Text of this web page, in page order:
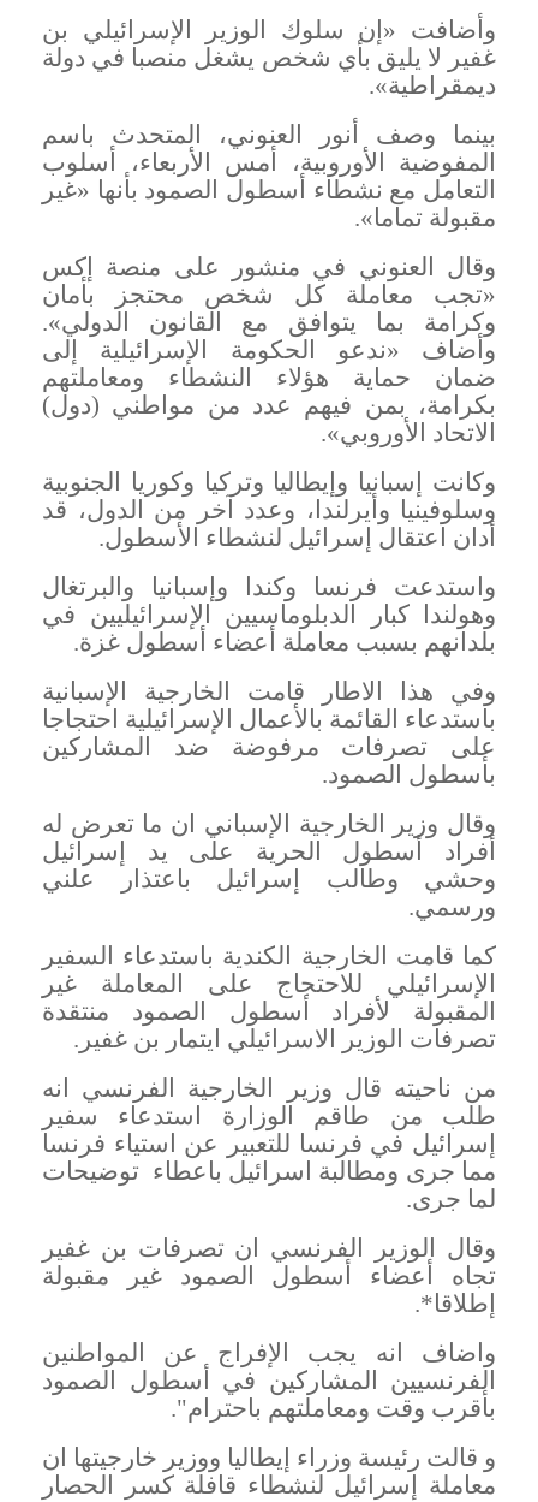
وأضافت «إن سلوك الوزير الإسرائيلي بن
غفير لا يليق بأي شخص يشغل منصبا في دولة
ديمقراطية».
بينما وصف أنور العنوني، المتحدث باسم
المفوضية الأوروبية، أمس الأربعاء، أسلوب
التعامل مع نشطاء أسطول الصمود بأنها «غير
مقبولة تماما».
وقال العنوني في منشور على منصة إكس
«تجب معاملة كل شخص محتجز بأمان
وكرامة بما يتوافق مع القانون الدولي».
وأضاف «ندعو الحكومة الإسرائيلية إلى
ضمان حماية هؤلاء النشطاء ومعاملتهم
بكرامة، بمن فيهم عدد من مواطني (دول)
الاتحاد الأوروبي».
وكانت إسبانيا وإيطاليا وتركيا وكوريا الجنوبية
وسلوفينيا وأيرلندا، وعدد آخر من الدول، قد
أدان اعتقال إسرائيل لنشطاء الأسطول.
واستدعت فرنسا وكندا وإسبانيا والبرتغال
وهولندا كبار الدبلوماسيين الإسرائيليين في
بلدانهم بسبب معاملة أعضاء أسطول غزة.
وفي هذا الاطار قامت الخارجية الإسبانية
باستدعاء القائمة بالأعمال الإسرائيلية احتجاجا
على تصرفات مرفوضة ضد المشاركين
بأسطول الصمود.
وقال وزير الخارجية الإسباني ان ما تعرض له
أفراد أسطول الحرية على يد إسرائيل
وحشي وطالب إسرائيل باعتذار علني
ورسمي.
كما قامت الخارجية الكندية باستدعاء السفير
الإسرائيلي للاحتجاج على المعاملة غير
المقبولة لأفراد أسطول الصمود منتقدة
تصرفات الوزير الاسرائيلي ايتمار بن غفير .
من ناحيته قال وزير الخارجية الفرنسي انه
طلب من طاقم الوزارة استدعاء سفير
إسرائيل في فرنسا للتعبير عن استياء فرنسا
مما جرى ومطالبة اسرائيل باعطاء توضيحات
لما جرى.
وقال الوزير الفرنسي ان تصرفات بن غفير
تجاه أعضاء أسطول الصمود غير مقبولة
إطلاقا*.
واضاف انه يجب الإفراج عن المواطنين
الفرنسيين المشاركين في أسطول الصمود
بأقرب وقت ومعاملتهم باحترام".
و قالت رئيسة وزراء إيطاليا ووزير خارجيتها ان
معاملة إسرائيل لنشطاء قافلة كسر الحصار